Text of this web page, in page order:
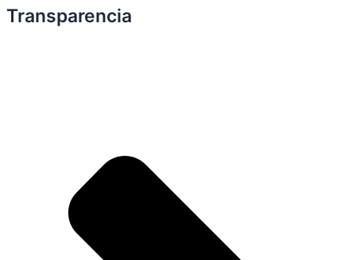
Transparencia